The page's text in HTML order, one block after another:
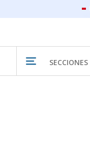
SECCIONES